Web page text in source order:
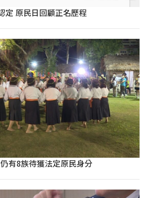
定 原民日回顧正名歷程
有8族待獲法定原民身分